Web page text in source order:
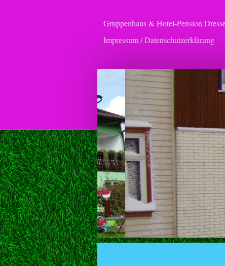
Gruppenhaus & Hotel-Pension
Impressum / Datenschutzerklärung